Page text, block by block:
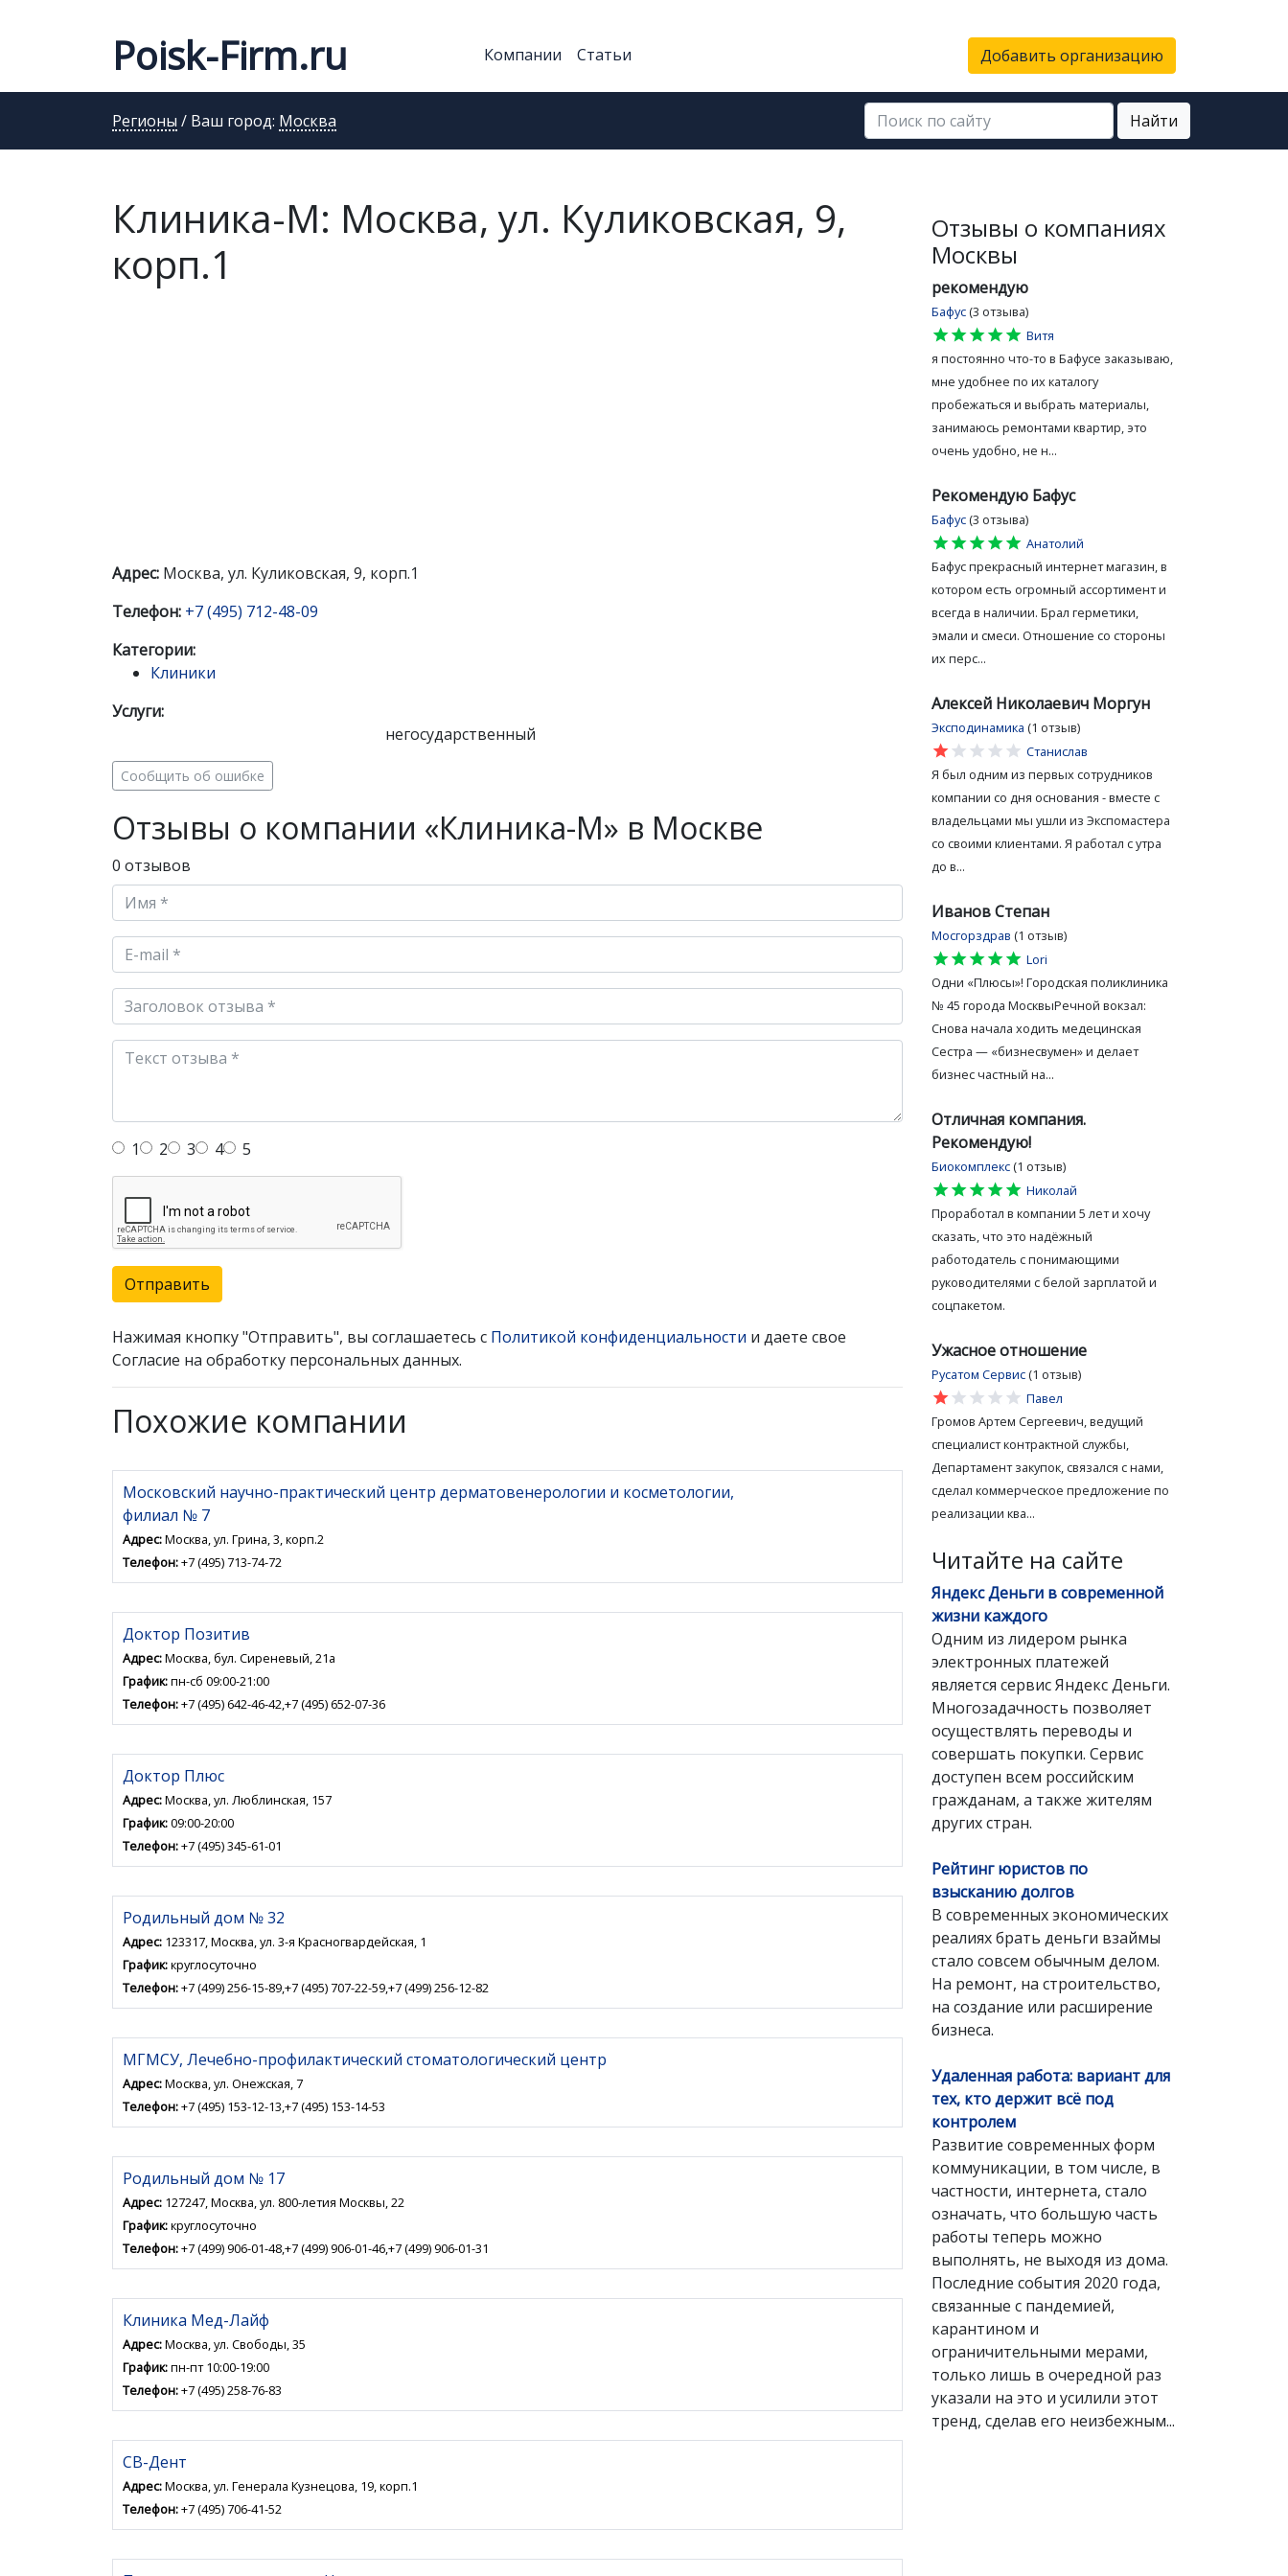
Poisk-Firm.ru Компании Статьи Добавить организацию
Регионы / Ваш город: Москва Найти
Клиника-М: Москва, ул. Куликовская, 9,
корп.1
Адрес: Москва, ул. Куликовская, 9, корп.1
Телефон: +7 (495) 712-48-09
Категории:
Клиники
Услуги:
негосударственный
Сообщить об ошибке
Отзывы о компании «Клиника-М» в Москве
0 отзывов
1 2 3 4 5
Отправить
Нажимая кнопку "Отправить", вы соглашаетесь с Политикой конфиденциальности и даете свое
Согласие на обработку персональных данных.
Похожие компании
Московский научно-практический центр дерматовенерологии и косметологии,
филиал № 7
Адрес:Москва, ул. Грина, 3, корп.2
Телефон:+7 (495) 713-74-72
Доктор Позитив
Адрес:Москва, бул. Сиреневый, 21а
График:пн-сб 09:00-21:00
Телефон:+7 (495) 642-46-42,+7 (495) 652-07-36
Доктор Плюс
Адрес:Москва, ул. Люблинская, 157
График:09:00-20:00
Телефон:+7 (495) 345-61-01
Родильный дом № 32
Адрес: 123317, Москва, ул. 3-я Красногвардейская, 1
График:круглосуточно
Телефон:+7 (499) 256-15-89,+7 (495) 707-22-59,+7 (499) 256-12-82
МГМСУ, Лечебно-профилактический стоматологический центр
Адрес:Москва, ул. Онежская, 7
Телефон:+7 (495) 153-12-13,+7 (495) 153-14-53
Родильный дом № 17
Адрес: 127247, Москва, ул. 800-летия Москвы, 22
График:круглосуточно
Телефон:+7 (499) 906-01-48,+7 (499) 906-01-46,+7 (499) 906-01-31
Клиника Мед-Лайф
Адрес:Москва, ул. Свободы, 35
График:пн-пт 10:00-19:00
Телефон:+7 (495) 258-76-83
СВ-Дент
Адрес:Москва, ул. Генерала Кузнецова, 19, корп.1
Телефон:+7 (495) 706-41-52
Отзывы о компаниях
Москвы
рекомендую
Бафус (3 отзыва)
star
star
star
star
star
Витя
я постоянно что-то в Бафусе заказываю,
мне удобнее по их каталогу
пробежаться и выбрать материалы,
занимаюсь ремонтами квартир, это
очень удобно, не н...
Рекомендую Бафус
Бафус (3 отзыва)
star
star
star
star
star
Анатолий
Бафус прекрасный интернет магазин, в
котором есть огромный ассортимент и
всегда в наличии. Брал герметики,
эмали и смеси. Отношение со стороны
их перс...
Алексей Николаевич Моргун
Эксподинамика (1 отзыв)
star
star
star
star
star
Станислав
Я был одним из первых сотрудников
компании со дня основания - вместе с
владельцами мы ушли из Экспомастера
со своими клиентами. Я работал с утра
до в...
Иванов Степан
Мосгорздрав (1 отзыв)
star
star
star
star
star
Lori
Одни «Плюсы»! Городская поликлиника
№ 45 города МосквыРечной вокзал:
Снова начала ходить медецинская
Сестра — «бизнесвумен» и делает
бизнес частный на...
Отличная компания.
Рекомендую!
Биокомплекс (1 отзыв)
star
star
star
star
star
Николай
Проработал в компании 5 лет и хочу
сказать, что это надёжный
работодатель с понимающими
руководителями с белой зарплатой и
соцпакетом.
Ужасное отношение
Русатом Сервис (1 отзыв)
star
star
star
star
star
Павел
Громов Артем Сергеевич, ведущий
специалист контрактной службы,
Департамент закупок, связался с нами,
сделал коммерческое предложение по
реализации ква...
Читайте на сайте
Яндекс Деньги в современной
жизни каждого
Одним из лидером рынка
электронных платежей
является сервис Яндекс Деньги.
Многозадачность позволяет
осуществлять переводы и
совершать покупки. Сервис
доступен всем российским
гражданам, а также жителям
других стран.
Рейтинг юристов по
взысканию долгов
В современных экономических
реалиях брать деньги взаймы
стало совсем обычным делом.
На ремонт, на строительство,
на создание или расширение
бизнеса.
Удаленная работа: вариант для
тех, кто держит всё под
контролем
Развитие современных форм
коммуникации, в том числе, в
частности, интернета, стало
означать, что большую часть
работы теперь можно
выполнять, не выходя из дома.
Последние события 2020 года,
связанные с пандемией,
карантином и
ограничительными мерами,
только лишь в очередной раз
указали на это и усилили этот
тренд, сделав его неизбежным...